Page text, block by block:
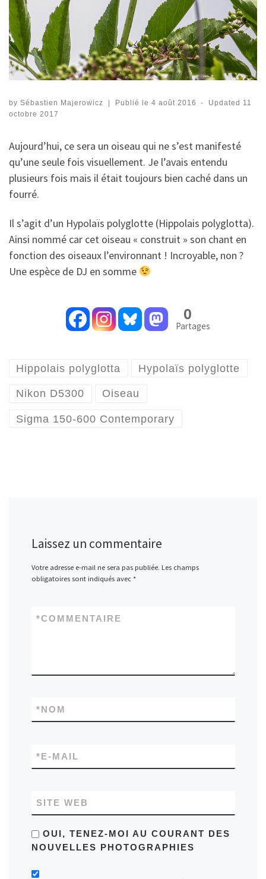
by Sébastien Majerowicz | Publié le 4 août 2016 - Updated 11
octobre 2017
Aujourd’hui, ce sera un oiseau qui ne s’est manifesté
qu’une seule fois visuellement. Je l’avais entendu
plusieurs fois mais il était toujours bien caché dans un
fourré.
Il s’agit d’un Hypolaïs polyglotte (Hippolais polyglotta).
Ainsi nommé car cet oiseau « construit » son chant en
fonction des oiseaux l’environnant ! Incroyable, non ?
Une espèce de DJ en somme
0
Partages
Hippolais polyglotta Hypolaïs polyglotte
Nikon D5300 Oiseau
Sigma 150-600 Contemporary
Laissez un commentaire
Votre adresse e-mail ne sera pas publiée. Les champs
obligatoires sont indiqués avec *
COMMENTAIRE
*
NOM
*
E-MAIL
*
SITE WEB
OUI, TENEZ-MOI AU COURANT DES
NOUVELLES PHOTOGRAPHIES